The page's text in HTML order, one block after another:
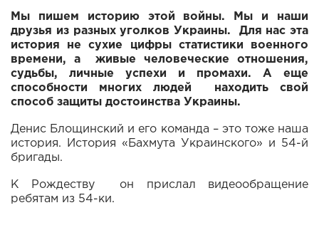
Мы пишем историю этой войны. Мы и наши
друзья из разных уголков Украины. Для нас эта
история не сухие цифры статистики военного
времени, а живые человеческие отношения,
судьбы, личные успехи и промахи. А еще
способности многих людей находить свой
способ защиты достоинства Украины.
Денис Блощинский и его команда – это тоже наша
история. История «Бахмута Украинского» и 54-й
бригады.
К Рождеству он прислал видеообращение
ребятам из 54-ки.